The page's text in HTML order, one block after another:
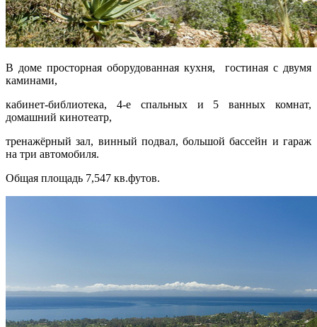
В доме просторная оборудованная кухня, гостиная с двумя
каминами,
кабинет-библиотека, 4-е спальных и 5 ванных комнат,
домашний кинотеатр,
тренажёрный зал, винный подвал, большой бассейн и гараж
на три автомобиля.
Общая площадь 7,547 кв.футов.